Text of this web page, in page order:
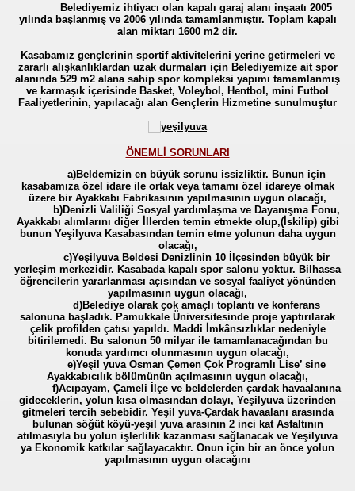
Belediyemiz ihtiyacı olan kapalı garaj alanı inşaatı 2005
yılında başlanmış ve 2006 yılında tamamlanmıştır. Toplam kapalı
alan miktarı 1600 m2 dir.
Kasabamız gençlerinin sportif aktivitelerini yerine getirmeleri ve
zararlı alışkanlıklardan uzak durmaları için Belediyemize ait spor
alanında 529 m2 alana sahip spor kompleksi yapımı tamamlanmış
ve karmaşık içerisinde Basket, Voleybol, Hentbol, mini Futbol
Faaliyetlerinin, yapılacağı alan Gençlerin Hizmetine sunulmuştur
ÖNEMLİ SORUNLARI
a)Beldemizin en büyük sorunu issizliktir. Bunun için
kasabamıza özel idare ile ortak veya tamamı özel idareye olmak
üzere bir Ayakkabı Fabrikasının yapılmasının uygun olacağı,
b)Denizli Valiliği Sosyal yardımlaşma ve Dayanışma Fonu,
Ayakkabı alımlarını diğer İllerden temin etmekte olup,(İskilip) gibi
bunun Yeşilyuva Kasabasından temin etme yolunun daha uygun
olacağı,
c)Yeşilyuva Beldesi Denizlinin 10 İlçesinden büyük bir
yerleşim merkezidir. Kasabada kapalı spor salonu yoktur. Bilhassa
öğrencilerin yararlanması açısından ve sosyal faaliyet yönünden
yapılmasının uygun olacağı,
d)Belediye olarak çok amaçlı toplantı ve konferans
salonuna başladık. Pamukkale Üniversitesinde proje yaptırılarak
çelik profilden çatısı yapıldı. Maddi İmkânsızlıklar nedeniyle
bitirilemedi. Bu salonun 50 milyar ile tamamlanacağından bu
konuda yardımcı olunmasının uygun olacağı,
e)Yeşil yuva Osman Çemen Çok Programlı Lise’ sine
Ayakkabıcılık bölümünün açılmasının uygun olacağı,
f)Acıpayam, Çameli İlçe ve beldelerden çardak havaalanına
gideceklerin, yolun kısa olmasından dolayı, Yeşilyuva üzerinden
gitmeleri tercih sebebidir. Yeşil yuva-Çardak havaalanı arasında
bulunan söğüt köyü-yeşil yuva arasının 2 inci kat Asfaltının
atılmasıyla bu yolun işlerlilik kazanması sağlanacak ve Yeşilyuva
ya Ekonomik katkılar sağlayacaktır. Onun için bir an önce yolun
yapılmasının uygun olacağını